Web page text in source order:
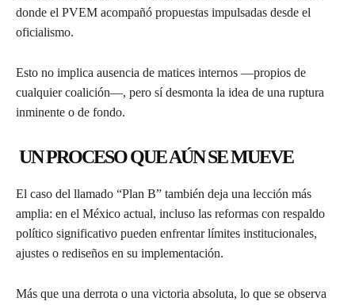
donde el PVEM acompañó propuestas impulsadas desde el
oficialismo.
Esto no implica ausencia de matices internos —propios de
cualquier coalición—, pero sí desmonta la idea de una ruptura
inminente o de fondo.
UN PROCESO QUE AÚN SE MUEVE
El caso del llamado “Plan B” también deja una lección más
amplia: en el México actual, incluso las reformas con respaldo
político significativo pueden enfrentar límites institucionales,
ajustes o rediseños en su implementación.
Más que una derrota o una victoria absoluta, lo que se observa